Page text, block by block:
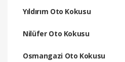
Yıldırım Oto Kokusu
Nilüfer Oto Kokusu
Osmangazi Oto Kokusu